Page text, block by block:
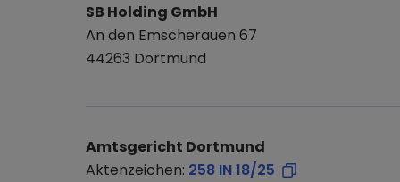
SB Holding GmbH
An den Emscherauen 67
44263 Dortmund
Amtsgericht Dortmund
Aktenzeichen: 258 IN 18/25